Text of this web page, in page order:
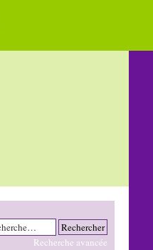
Recherche avancée